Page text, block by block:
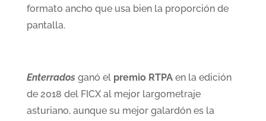
formato ancho que usa bien la proporción de
pantalla.
Enterradosganó elpremio RTPA en la edición
de 2018 del FICX al mejor largometraje
asturiano, aunque su mejor galardón es la